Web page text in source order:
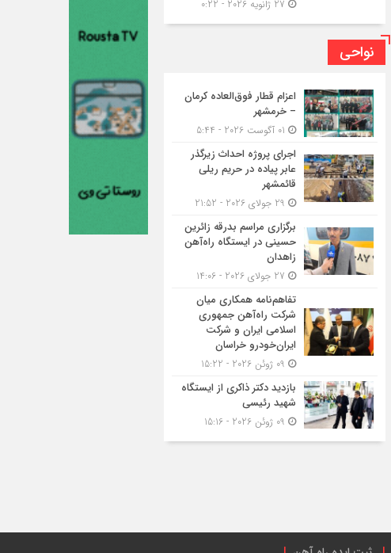
نواحی
اعزام قطار فوق‌العاده کرمان
– خرمشهر
اجرای پروژه احداث زیرگذر
عابر پیاده در حریم ریلی
قائمشهر
برگزاری مراسم بدرقه زائرین
حسینی در ایستگاه راه‌آهن
زاهدان
تفاهم‌نامه همکاری میان
شرکت راه‌آهن جمهوری
اسلامی ایران و شرکت
ایران‌خودرو خراسان
بازدید دکتر ذاکری از ایستگاه
شهید رئیسی